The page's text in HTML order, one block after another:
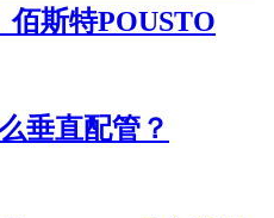
佰斯特POUSTO
垂直配管？